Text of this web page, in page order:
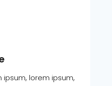
ipsum, lorem ipsum,